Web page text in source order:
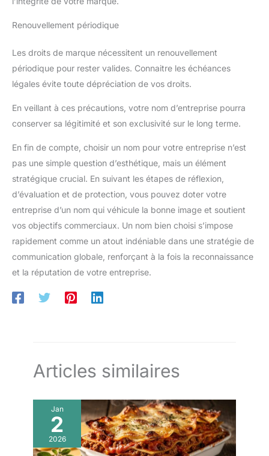
Renouvellement périodique
Les droits de marque nécessitent un renouvellement
périodique pour rester valides. Connaitre les échéances
légales évite toute dépréciation de vos droits.
En veillant à ces précautions, votre nom d’entreprise pourra
conserver sa légitimité et son exclusivité sur le long terme.
En fin de compte, choisir un nom pour votre entreprise n’est
pas une simple question d’esthétique, mais un élément
stratégique crucial. En suivant les étapes de réflexion,
d’évaluation et de protection, vous pouvez doter votre
entreprise d’un nom qui véhicule la bonne image et soutient
vos objectifs commerciaux. Un nom bien choisi s’impose
rapidement comme un atout indéniable dans une stratégie de
communication globale, renforçant à la fois la reconnaissance
et la réputation de votre entreprise.
Articles similaires
Jan
2
2026